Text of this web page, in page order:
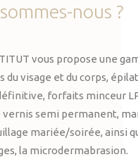
sommes-nous ?
vous propose une
du visage et du corps,
forfaits minceur
vernis semi permanent,
mariée/soirée, ainsi
la microdermabrasion.